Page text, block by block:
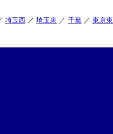
埼玉西 埼玉東 千葉 東京東